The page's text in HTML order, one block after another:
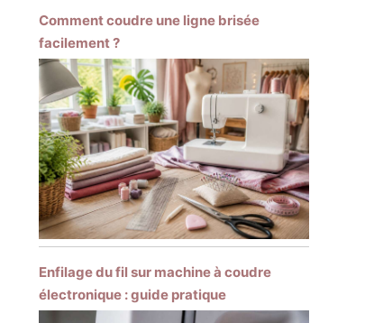
Comment coudre une ligne brisée
facilement ?
Enfilage du fil sur machine à coudre
électronique : guide pratique